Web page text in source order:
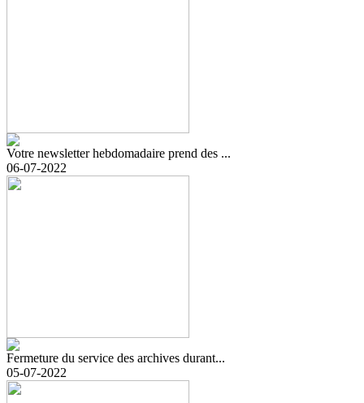
Votre newsletter hebdomadaire prend des ...
06-07-2022
Fermeture du service des archives durant...
05-07-2022